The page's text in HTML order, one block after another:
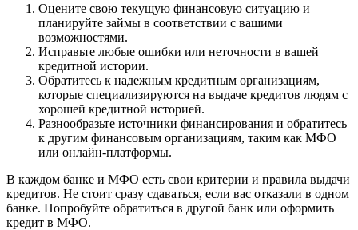
Оцените свою текущую финансовую ситуацию и
планируйте займы в соответствии с вашими
возможностями.
Исправьте любые ошибки или неточности в вашей
кредитной истории.
Обратитесь к надежным кредитным организациям,
которые специализируются на выдаче кредитов людям с
хорошей кредитной историей.
Разнообразьте источники финансирования и обратитесь
к другим финансовым организациям, таким как МФО
или онлайн-платформы.
В каждом банке и МФО есть свои критерии и правила выдачи
кредитов. Не стоит сразу сдаваться, если вас отказали в одном
банке. Попробуйте обратиться в другой банк или оформить
кредит в МФО.